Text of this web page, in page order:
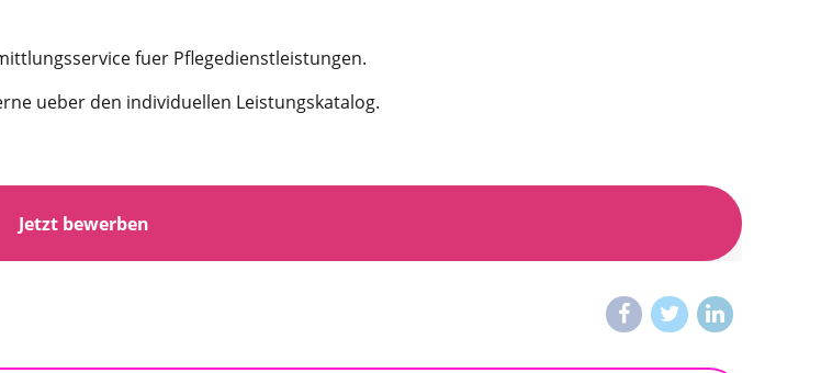
fuer Pflegedienstleistungen.
ueber den individuellen Leistungskatalog.